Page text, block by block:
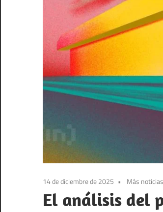
14 de diciembre de 2025 Más noticias
El análisis del